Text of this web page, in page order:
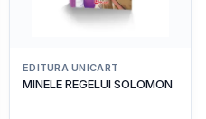
EDITURA UNICART
MINELE REGELUI SOLOMON